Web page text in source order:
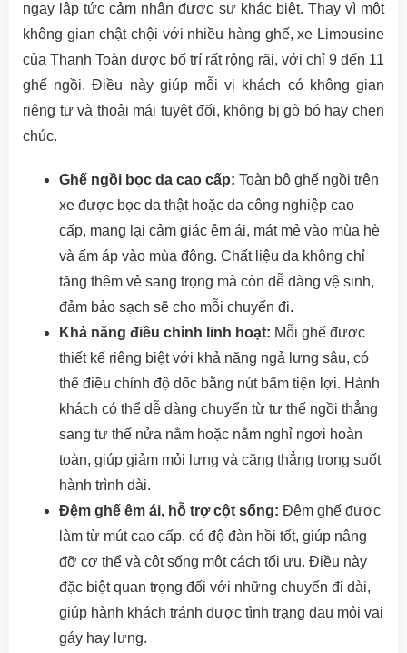
ngay lập tức cảm nhận được sự khác biệt. Thay vì một
không gian chật chội với nhiều hàng ghế, xe Limousine
của Thanh Toàn được bố trí rất rộng rãi, với chỉ 9 đến 11
ghế ngồi. Điều này giúp mỗi vị khách có không gian
riêng tư và thoải mái tuyệt đối, không bị gò bó hay chen
chúc.
Ghế ngồi bọc da cao cấp: Toàn bộ ghế ngồi trên
xe được bọc da thật hoặc da công nghiệp cao
cấp, mang lại cảm giác êm ái, mát mẻ vào mùa hè
và ấm áp vào mùa đông. Chất liệu da không chỉ
tăng thêm vẻ sang trọng mà còn dễ dàng vệ sinh,
đảm bảo sạch sẽ cho mỗi chuyến đi.
Khả năng điều chỉnh linh hoạt: Mỗi ghế được
thiết kế riêng biệt với khả năng ngả lưng sâu, có
thể điều chỉnh độ dốc bằng nút bấm tiện lợi. Hành
khách có thể dễ dàng chuyển từ tư thế ngồi thẳng
sang tư thế nửa nằm hoặc nằm nghỉ ngơi hoàn
toàn, giúp giảm mỏi lưng và căng thẳng trong suốt
hành trình dài.
Đệm ghế êm ái, hỗ trợ cột sống: Đệm ghế được
làm từ mút cao cấp, có độ đàn hồi tốt, giúp nâng
đỡ cơ thể và cột sống một cách tối ưu. Điều này
đặc biệt quan trọng đối với những chuyến đi dài,
giúp hành khách tránh được tình trạng đau mỏi vai
gáy hay lưng.